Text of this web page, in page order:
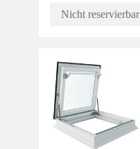
Nicht reservierbar